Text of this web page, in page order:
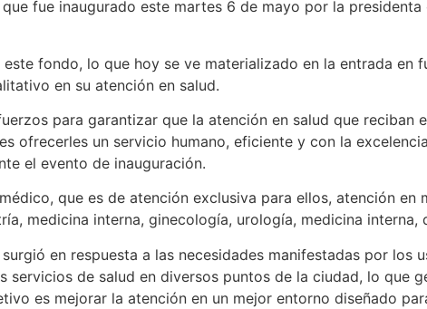
fue inaugurado este martes 6 de mayo por la
fondo, lo que hoy se ve materializado en la entrada en
en su atención en salud.
para garantizar que la atención en salud que reciban
ofrecerles un servicio humano, eficiente y con la
el evento de inauguración.
que es de atención exclusiva para ellos, atención en
medicina interna, ginecología, urología, medicina
en respuesta a las necesidades manifestadas por los
de salud en diversos puntos de la ciudad, lo que
es mejorar la atención en un mejor entorno diseñado